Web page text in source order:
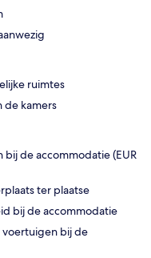
ruimtes
de kamers
de accommodatie (EUR
ter plaatse
bij de accommodatie
bij de